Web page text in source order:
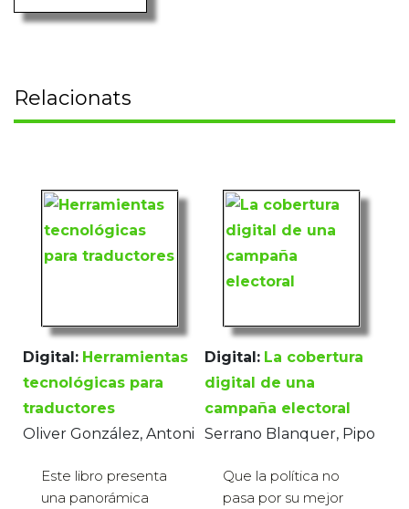
Relacionats
Digital: Herramientas
tecnológicas para
traductores
Oliver González, Antoni
Este libro presenta
una panorámica
Digital: La cobertura
digital de una
campaña electoral
Serrano Blanquer, Pipo
Que la política no
pasa por su mejor